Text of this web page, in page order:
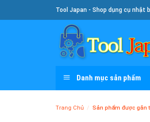
To
Tool Japan - Shop dụng cụ nhật
Danh mục sản phẩm
Trang Chủ / Sản phẩm được gắn